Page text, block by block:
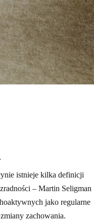
istnieje kilka definicji
– Martin Seligman
jako regularne
zachowania.